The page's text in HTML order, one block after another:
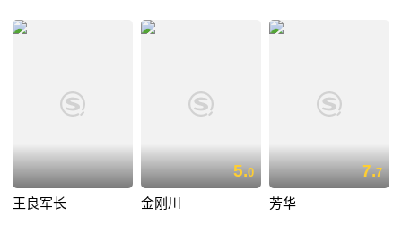
王良军长
5.0
金刚川
7.7
芳华